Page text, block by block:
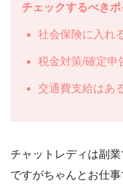
チェックするべきポ
社会保険に入れ
税金対策/確定申
交通費支給はあ
チャットレディは副
ですがちゃんとお仕